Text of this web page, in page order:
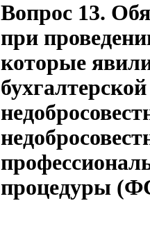
Вопрос 13.
при
которые
процедуры